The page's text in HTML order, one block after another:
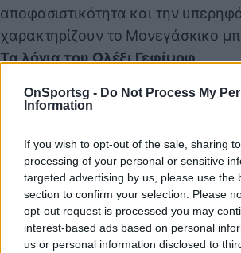
OnSportsg - Do Not Process My
Information
If you wish to opt-out of the sale, sharing
processing of your personal or sensitive
targeted advertising by us, please use the
section to confirm your selection. Please
opt-out request is processed you may
interest-based ads based on personal
us or personal information disclosed to
αποφασιστικότητα και την
χαρακτηρίζουν το Μονεγάσκικο
Τα λόγια του Ολέξι Γεφίμοφ
«Θέλω να ευχαριστήσω
Πέρυσι, όταν συναντηθήκαμε για
καλωσορίζαμε απλώς έναν
πραγματικό ηγέτη. Ο χρόνος με
Ο Βασίλης οδήγησε τη Μονακό
Ευρωλίγκας στην ιστορία της στο
Βοήθησε την ομάδα να κερδίσει